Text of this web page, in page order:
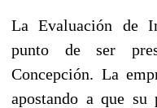
La Evaluación de
punto de ser
Concepción. La
apostando a que su